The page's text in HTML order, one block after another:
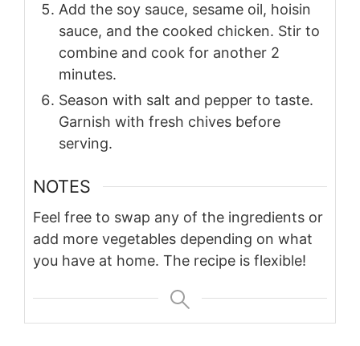
Add the soy sauce, sesame oil, hoisin
sauce, and the cooked chicken. Stir to
combine and cook for another 2
minutes.
Season with salt and pepper to taste.
Garnish with fresh chives before
serving.
NOTES
Feel free to swap any of the ingredients or
add more vegetables depending on what
you have at home. The recipe is flexible!